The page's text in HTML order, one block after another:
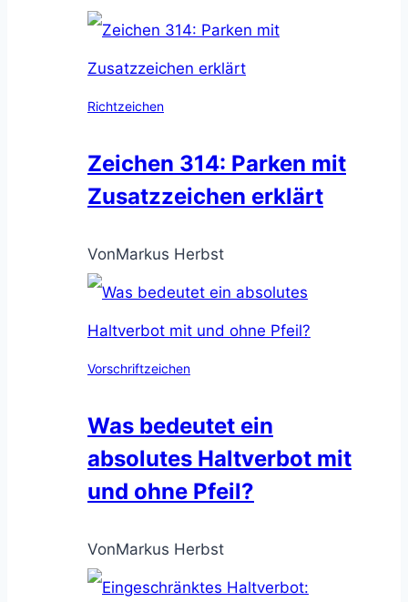
Richtzeichen
Zeichen 314: Parken mit
Zusatzzeichen erklärt
VonMarkus Herbst
Vorschriftzeichen
Was bedeutet ein
absolutes Haltverbot mit
und ohne Pfeil?
VonMarkus Herbst